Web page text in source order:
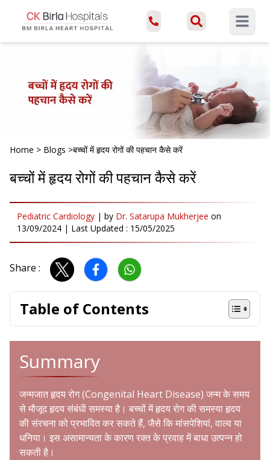
Open
Home > Blogs >बच्चों में हृदय रोगों की पहचान कैसे करें
बच्चों में हृदय रोगों की पहचान कैसे करें
Pediatric Cardiology | by Dr. Satarupa Mukherjee on
13/09/2024 | Last Updated : 15/05/2025
Share :
Table of Contents
Summary
जन्मजात हृदय रोग (Congenital Heart Disease) जन्म के समय
से मौजूद हृदय संबंधी समस्या है। बच्चों मेंहृदय रोगकी समस्या हृदय
की संरचना को प्रभावित कर सकते हैं, जैसे कि मांसपेशियां, वाल्व या
धनिया। इस असामान्यता के कारण रक्त के प्रवाह में बाधा उत्पन्न हो
सकती है।